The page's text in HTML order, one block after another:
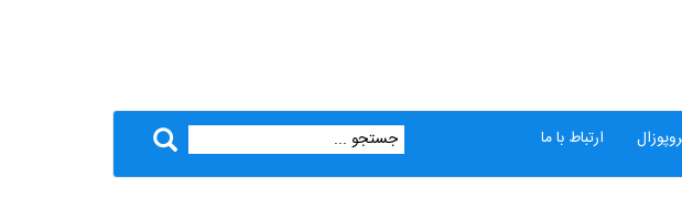
ارتباط با ما